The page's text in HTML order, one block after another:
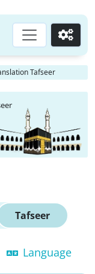
Go
Tafseer
Tafseer
Language